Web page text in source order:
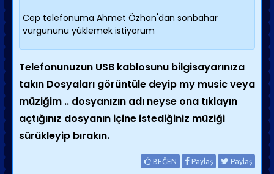
Cep telefonuma Ahmet Özhan'dan sonbahar
vurgununu yüklemek istiyorum
Telefonunuzun USB kablosunu bilgisayarınıza
takın Dosyaları görüntüle deyip my music veya
müziğim .. dosyanızın adı neyse ona tıklayın
açtığınız dosyanın içine istediğiniz müziği
sürükleyip bırakın.
BEĞEN Paylaş Paylaş